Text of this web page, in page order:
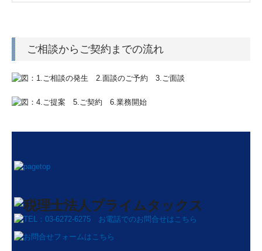
ご相談からご契約までの流れ